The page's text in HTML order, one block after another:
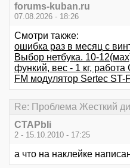
forums-kuban.ru
07.08.2026 - 18:26
Смотри также:
ошибка раз в месяц с
Выбор нетбука. 10-
функий, вес - 1 кг,
FM модулятор Sertec ST-
Re: Проблема Жесткий
CTAPbIi
2 - 15.10.2010 - 17:25
а что на наклейке